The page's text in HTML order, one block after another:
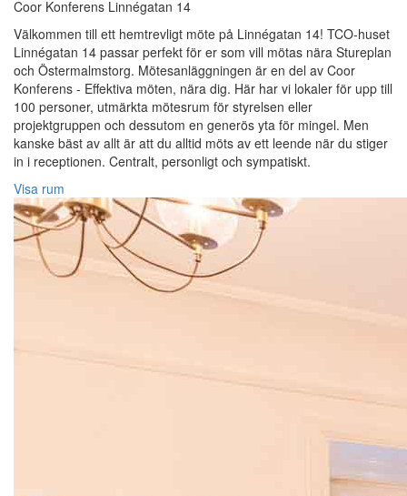
Coor Konferens Linnégatan 14
Välkommen till ett hemtrevligt möte på Linnégatan 14! TCO-huset
Linnégatan 14 passar perfekt för er som vill mötas nära Stureplan
och Östermalmstorg. Mötesanläggningen är en del av Coor
Konferens - Effektiva möten, nära dig. Här har vi lokaler för upp till
100 personer, utmärkta mötesrum för styrelsen eller
projektgruppen och dessutom en generös yta för mingel. Men
kanske bäst av allt är att du alltid möts av ett leende när du stiger
in i receptionen. Centralt, personligt och sympatiskt.
Visa rum